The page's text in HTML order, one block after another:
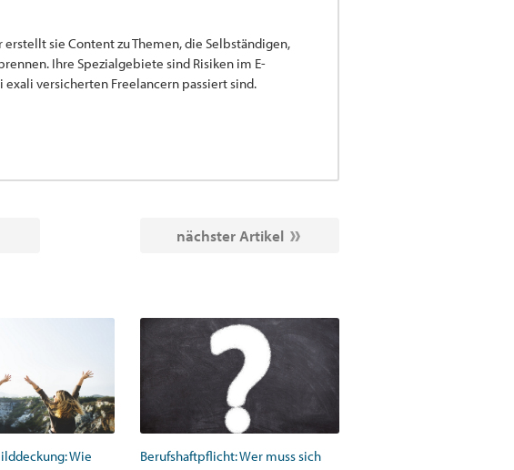
sie Content zu Themen, die Selbständigen,
Ihre Spezialgebiete sind Risiken im E-
versicherten Freelancern passiert sind.
nächster Artikel
Wie
Berufshaftpflicht: Wer muss sich